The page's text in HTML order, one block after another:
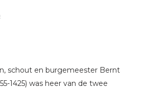
schout en burgemeester Bernt
1425) was heer van de twee